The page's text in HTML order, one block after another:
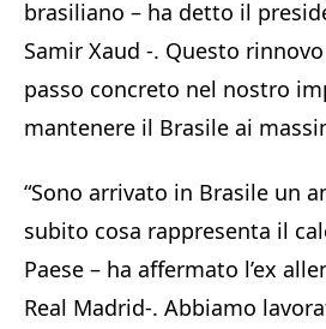
brasiliano – ha detto il
Samir Xaud -. Questo
passo concreto nel nostro
mantenere il Brasile ai
“Sono arrivato in Brasile un
subito cosa rappresenta il
Paese – ha affermato l’ex
Real Madrid-. Abbiamo